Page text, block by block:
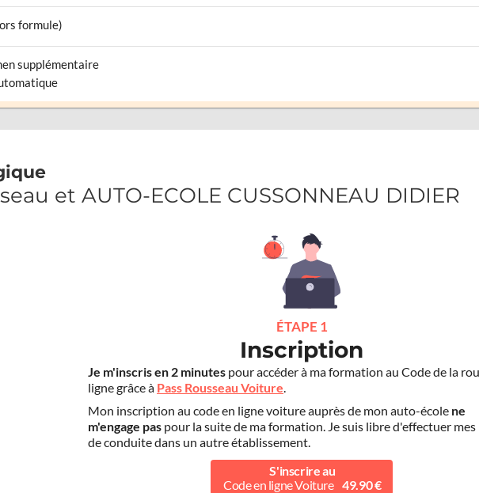
formule)
supplémentaire
et AUTO-ECOLE CUSSONNEAU DIDIER
ÉTAPE 1
Inscription
Je m'inscris en 2 minutes pour accéder à ma formation au Code de la
ligne grâce à Pass Rousseau Voiture
Mon inscription au code en ligne voiture auprès de mon auto-école ne
m'engage pas pour la suite de ma formation. Je suis libre d'effectuer mes
de conduite dans un autre établissement.
S'inscrire au
Code en ligne Voiture 49.90 €